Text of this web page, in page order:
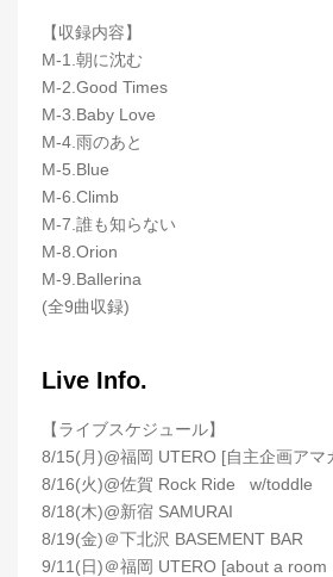
【収録内容】
M-1.朝に沈む
M-2.Good Times
M-3.Baby Love
M-4.雨のあと
M-5.Blue
M-6.Climb
M-7.誰も知らない
M-8.Orion
M-9.Ballerina
(全9曲収録)
Live Info.
【ライブスケジュール】
8/15(月)@福岡 UTERO [自主企画アマ
8/16(火)@佐賀 Rock Ride w/toddle
8/18(木)@新宿 SAMURAI
8/19(金)＠下北沢 BASEMENT BAR
9/11(日)＠福岡 UTERO [about a room